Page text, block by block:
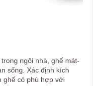
ngôi nhà, ghế mát-
sống. Xác định kích
ghế có phù hợp với